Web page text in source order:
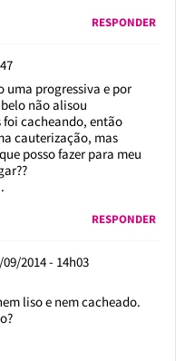
RESPONDER
uma progressiva e por
não alisou
cacheando, então
cauterização, mas
posso fazer para meu
RESPONDER
09/2014 - 14h03
liso e nem cacheado.